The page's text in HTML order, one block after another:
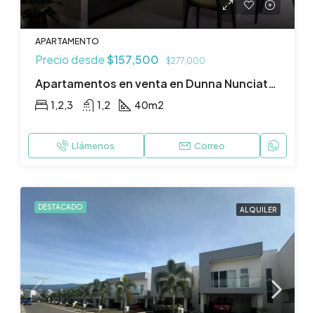
APARTAMENTO
Precio desde$157,500 $277,000
Apartamentos en venta en Dunna Nunciatura, Rohrmoser, San José.
1,2,3 1,2 40m2
Llámenos Correo
DESTACADO ALQUILER